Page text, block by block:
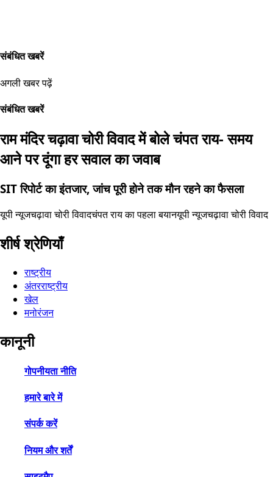
संबंधित खबरें
अगली खबर पढ़ें
संबंधित खबरें
राम मंदिर चढ़ावा चोरी विवाद में बोले चंपत राय- समय
आने पर दूंगा हर सवाल का जवाब
SIT रिपोर्ट का इंतजार, जांच पूरी होने तक मौन रहने का फैसला
यूपी न्यूजचढ़ावा चोरी विवादचंपत राय का पहला बयानयूपी न्यूजचढ़ावा चोरी विवाद
शीर्ष श्रेणियाँ
राष्ट्रीय
अंतरराष्ट्रीय
खेल
मनोरंजन
कानूनी
गोपनीयता नीति
हमारे बारे में
संपर्क करें
नियम और शर्तें